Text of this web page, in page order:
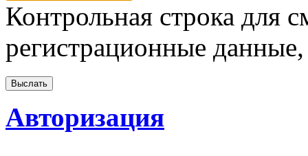
Контрольная строка для
регистрационные
Авторизация